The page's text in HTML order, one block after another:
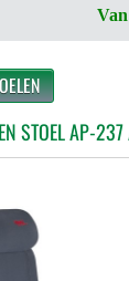
STOEL AP-